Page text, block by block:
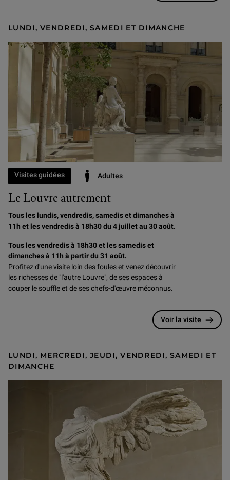
LUNDI, VENDREDI, SAMEDI ET DIMANCHE
Le Louvre autrement
Visites guidées Adultes
Tous les lundis, vendredis, samedis et dimanches à
11h et les vendredis à 18h30 du 4 juillet au 30 août.
Tous les vendredis à 18h30 et les samedis et
dimanches à 11h à partir du 31 août.
Profitez d'une visite loin des foules et venez découvrir
les richesses de "l'autre Louvre", de ses espaces à
couper le souffle et de ses chefs-d'œuvre méconnus.
Voir la visite
LUNDI, MERCREDI, JEUDI, VENDREDI, SAMEDI ET
DIMANCHE